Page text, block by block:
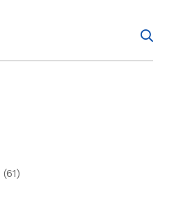
(61)